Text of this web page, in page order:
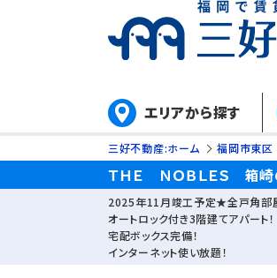
エリアから探す
三好不動産:ホーム 福岡市東区
ＴＨＥ ＮＯＢＬＥＳ 箱
2025年11月竣工予定★全戸角
オートロック付き3階建てアパート！
宅配ボックス完備！
インターネット使い放題！